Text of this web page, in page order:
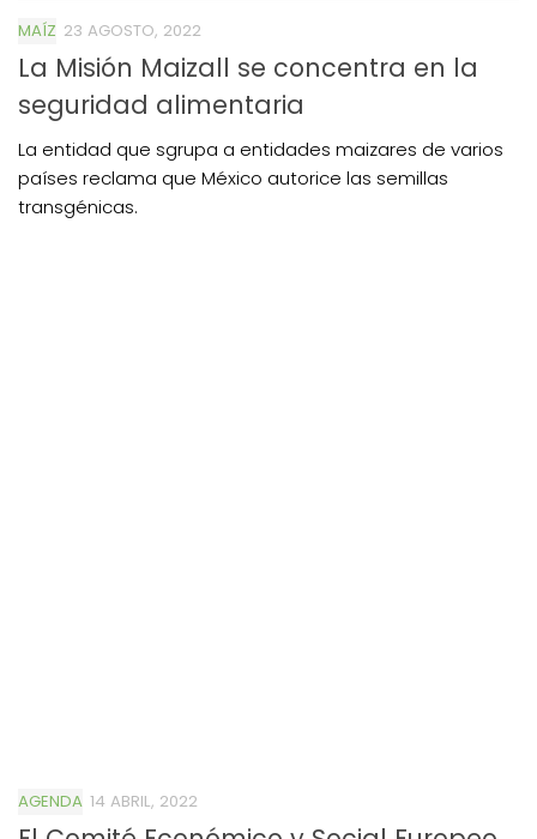
MAÍZ 23 AGOSTO, 2022
La Misión Maizall se concentra en la
seguridad alimentaria
La entidad que sgrupa a entidades maizares de varios
países reclama que México autorice las semillas
transgénicas.
AGENDA 14 ABRIL, 2022